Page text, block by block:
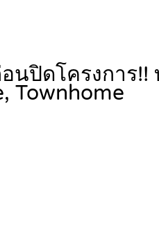
ปิดโครงการ
Townhome